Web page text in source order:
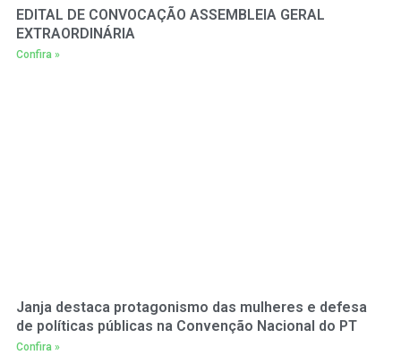
EDITAL DE CONVOCAÇÃO ASSEMBLEIA GERAL
EXTRAORDINÁRIA
Confira »
Janja destaca protagonismo das mulheres e defesa
de políticas públicas na Convenção Nacional do PT
Confira »